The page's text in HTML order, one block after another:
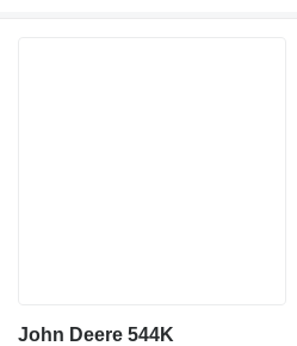
John Deere 544K